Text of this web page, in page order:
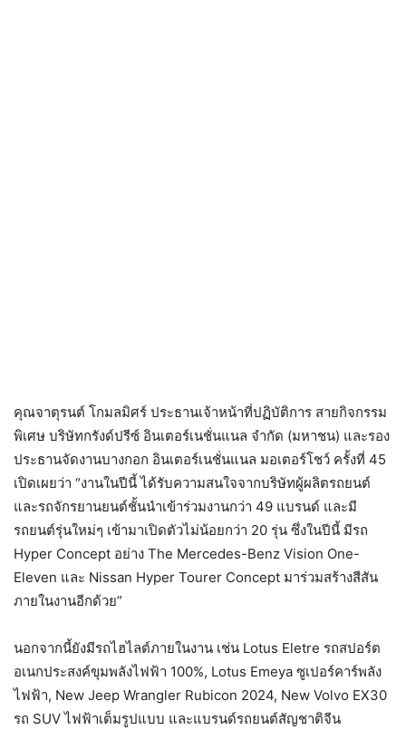
คุณจาตุรนต์ โกมลมิศร์ ประธานเจ้าหน้าที่ปฏิบัติการ สายกิจกรรม
พิเศษ บริษัทกรังด์ปรีซ์ อินเตอร์เนชั่นแนล จำกัด (มหาชน) และรอง
ประธานจัดงานบางกอก อินเตอร์เนชั่นแนล มอเตอร์โชว์ ครั้งที่ 45
เปิดเผยว่า “งานในปีนี้ ได้รับความสนใจจากบริษัทผู้ผลิตรถยนต์
และรถจักรยานยนต์ชั้นนำเข้าร่วมงานกว่า 49 แบรนด์ และมี
รถยนต์รุ่นใหม่ๆ เข้ามาเปิดตัวไม่น้อยกว่า 20 รุ่น ซึ่งในปีนี้ มีรถ
Hyper Concept อย่าง The Mercedes-Benz Vision One-
Eleven และ Nissan Hyper Tourer Concept มาร่วมสร้างสีสัน
ภายในงานอีกด้วย”
นอกจากนี้ยังมีรถไฮไลต์ภายในงาน เช่น Lotus Eletre รถสปอร์ต
อเนกประสงค์ขุมพลังไฟฟ้า 100%, Lotus Emeya ซูเปอร์คาร์พลัง
ไฟฟ้า, New Jeep Wrangler Rubicon 2024, New Volvo EX30
รถ SUV ไฟฟ้าเต็มรูปแบบ และแบรนด์รถยนต์สัญชาติจีน